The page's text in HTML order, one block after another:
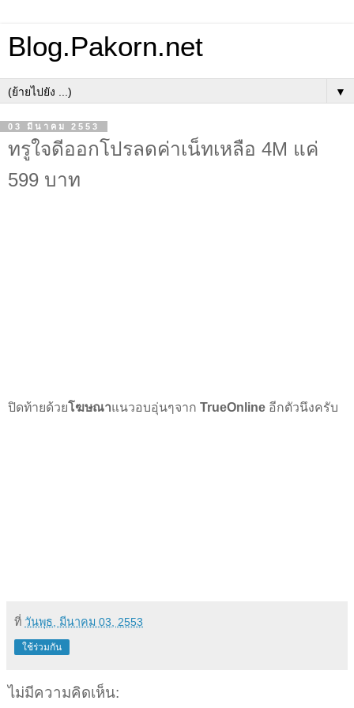
Blog.Pakorn.net
▼
03 มีนาคม 2553
ทรูใจดีออกโปรลดค่าเน็ทเหลือ 4M แค่
599 บาท
ปิดท้ายด้วยโฆษณาแนวอบอุ่นๆจาก TrueOnline อีกตัวนึงครับ
ที่ วันพุธ, มีนาคม 03, 2553
ใช้ร่วมกัน
ไม่มีความคิดเห็น: